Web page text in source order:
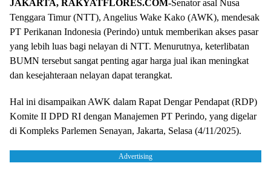
JAKARTA, RAKYATFLORES.COM-Senator asal Nusa
Tenggara Timur (NTT), Angelius Wake Kako (AWK), mendesak
PT Perikanan Indonesia (Perindo) untuk memberikan akses pasar
yang lebih luas bagi nelayan di NTT. Menurutnya, keterlibatan
BUMN tersebut sangat penting agar harga jual ikan meningkat
dan kesejahteraan nelayan dapat terangkat.
Hal ini disampaikan AWK dalam Rapat Dengar Pendapat (RDP)
Komite II DPD RI dengan Manajemen PT Perindo, yang digelar
di Kompleks Parlemen Senayan, Jakarta, Selasa (4/11/2025).
Advertising